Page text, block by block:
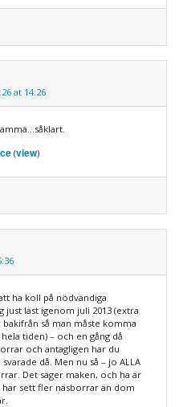
at 14:26
(view)
ha koll på nödvändiga
just läst igenom juli 2013 (extra
så man måste komma
tiden) – och en gång då
och antagligen har du
då. Men nu så – jo ALLA
Det säger maken, och ha är
har sett fler näsborrar än dom